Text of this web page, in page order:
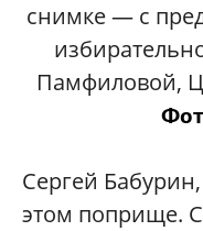
снимке — с
Памфиловой,
Сергей
этом поприще.